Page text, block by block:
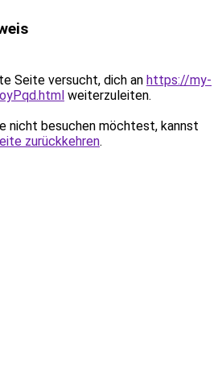
Seite versucht, dich an https://my-
weiterzuleiten.
nicht besuchen möchtest, kannst
zurückkehren.